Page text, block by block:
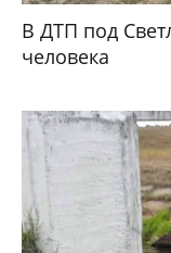
В ДТП под
человека